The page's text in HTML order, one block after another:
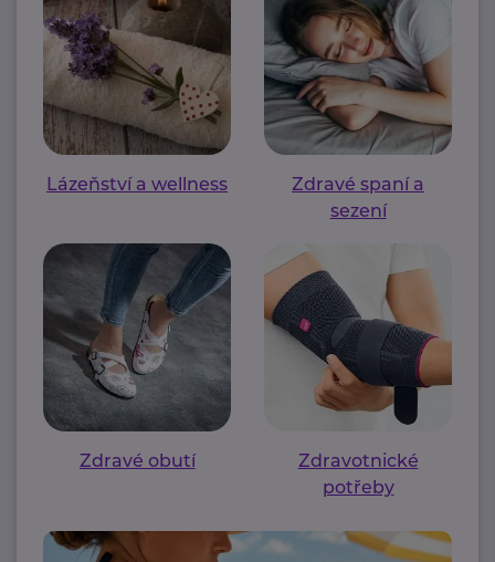
Lázeňství a wellness
Zdravé spaní a
sezení
Zdravé obutí
Zdravotnické
potřeby